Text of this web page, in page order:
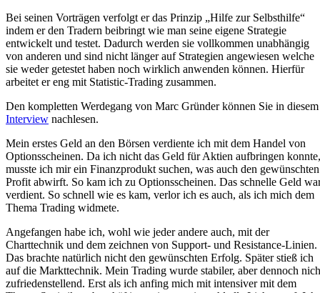
Bei seinen Vorträgen verfolgt er das Prinzip „Hilfe zur Selbsthilfe“
indem er den Tradern beibringt wie man seine eigene Strategie
entwickelt und testet. Dadurch werden sie vollkommen unabhängig
von anderen und sind nicht länger auf Strategien angewiesen welche
sie weder getestet haben noch wirklich anwenden können. Hierfür
arbeitet er eng mit Statistic-Trading zusammen.
Den kompletten Werdegang von Marc Gründer können Sie in diesem
Interview nachlesen.
Mein erstes Geld an den Börsen verdiente ich mit dem Handel von
Optionsscheinen. Da ich nicht das Geld für Aktien aufbringen konnte,
musste ich mir ein Finanzprodukt suchen, was auch den gewünschten
Profit abwirft. So kam ich zu Optionsscheinen. Das schnelle Geld
verdient. So schnell wie es kam, verlor ich es auch, als ich mich dem
Thema Trading widmete.
Angefangen habe ich, wohl wie jeder andere auch, mit der
Charttechnik und dem zeichnen von Support- und Resistance-Linien.
Das brachte natürlich nicht den gewünschten Erfolg. Später stieß ich
auf die Markttechnik. Mein Trading wurde stabiler, aber dennoch
zufriedenstellend. Erst als ich anfing mich mit intensiver mit dem